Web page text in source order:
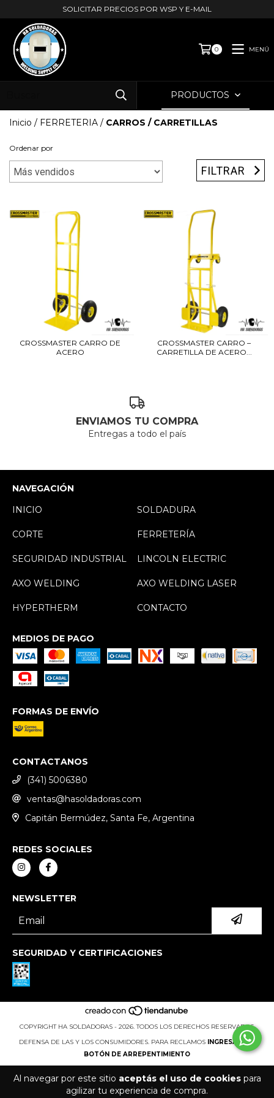
Al navegar por este sitio aceptás el uso de cookiespara
agilizar tu experiencia de compra.
SOLICITAR PRECIOS POR WSP Y E-MAIL
0 MENÚ
PRODUCTOS
Inicio / FERRETERIA / CARROS / CARRETILLAS
Ordenar por
FILTRAR
CROSSMASTER CARRO DE
ACERO
CROSSMASTER CARRO –
CARRETILLA DE ACERO...
ENVIAMOS TU COMPRA
Entregas a todo el país
NAVEGACIÓN
INICIO
SOLDADURA
CORTE FERRETERÍA
SEGURIDAD INDUSTRIAL LINCOLN ELECTRIC
AXO WELDING AXO WELDING LASER
HYPERTHERM CONTACTO
MEDIOS DE PAGO
FORMAS DE ENVÍO
CONTACTANOS
(341) 5006380
ventas@hasoldadoras.com
Capitán Bermúdez, Santa Fe, Argentina
REDES SOCIALES
NEWSLETTER
SEGURIDAD Y CERTIFICACIONES
COPYRIGHT HA SOLDADORAS - 2026. TODOS LOS DERECHOS RESERVADOS.
DEFENSA DE LAS Y LOS CONSUMIDORES. PARA RECLAMOS
INGRESÁ ACÁ.
BOTÓN DE ARREPENTIMIENTO